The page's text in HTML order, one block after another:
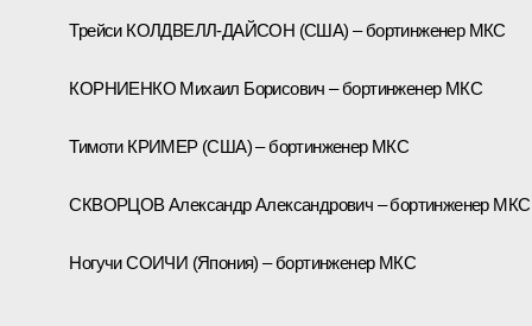
Трейси КОЛДВЕЛЛ-ДАЙСОН (США) – бортинженер МКС
КОРНИЕНКО Михаил Борисович – бортинженер МКС
Тимоти КРИМЕР (США) – бортинженер МКС
СКВОРЦОВ Александр Александрович – бортинженер МКС
Ногучи СОИЧИ (Япония) – бортинженер МКС